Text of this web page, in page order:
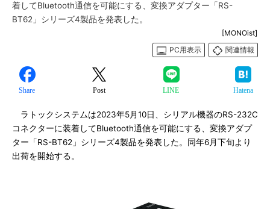
着してBluetooth通信を可能にする、変換アダプター「RS-
BT62」シリーズ4製品を発表した。
[MONOist]
PC用表示
関連情報
Share Post LINE Hatena
ラトックシステムは2023年5月10日、シリアル機器のRS-232C
コネクターに装着してBluetooth通信を可能にする、変換アダプ
ター「RS-BT62」シリーズ4製品を発表した。同年6月下旬より
出荷を開始する。